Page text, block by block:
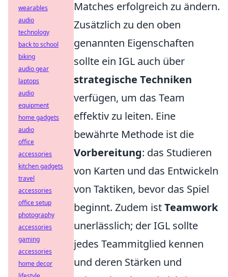
Matches erfolgreich zu ändern.
Zusätzlich zu den oben
genannten Eigenschaften
sollte ein IGL auch über
strategische Techniken
verfügen, um das Team
effektiv zu leiten. Eine
bewährte Methode ist die
Vorbereitung: das Studieren
von Karten und das Entwickeln
von Taktiken, bevor das Spiel
beginnt. Zudem istTeamwork
unerlässlich; der IGL sollte
jedes Teammitglied kennen
und deren Stärken und
wearables
audio
technology
back to school
biking
audio gear
laptops
audio
equipment
home gadgets
audio
office
accessories
kitchen gadgets
travel
accessories
office setup
photography
accessories
gaming
accessories
home decor